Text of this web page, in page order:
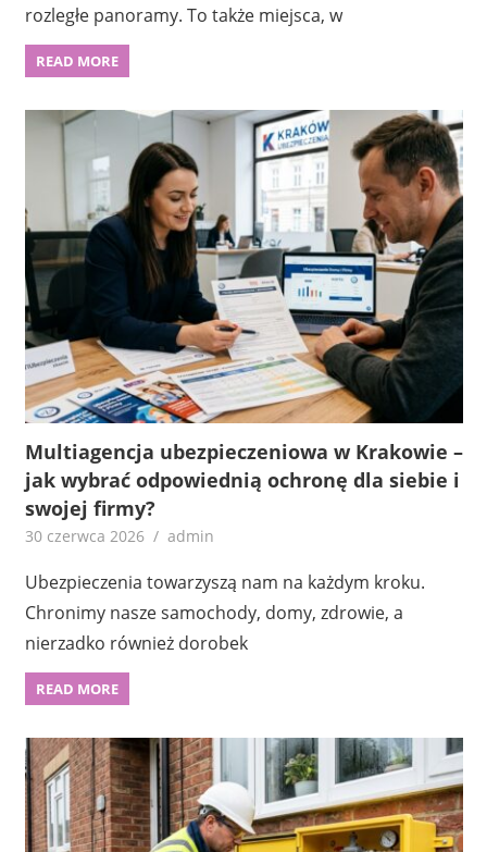
rozległe panoramy. To także miejsca, w
READ MORE
Multiagencja ubezpieczeniowa w Krakowie –
jak wybrać odpowiednią ochronę dla siebie i
swojej firmy?
30 czerwca 2026 admin
Ubezpieczenia towarzyszą nam na każdym kroku.
Chronimy nasze samochody, domy, zdrowie, a
nierzadko również dorobek
READ MORE